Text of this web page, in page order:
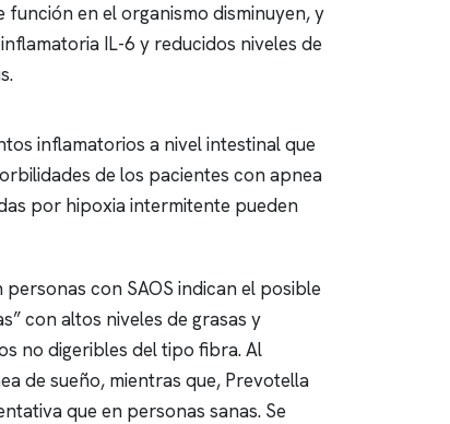
en el organismo disminuyen, y
IL-6 y reducidos niveles de
inflamatorios a nivel intestinal que
de los pacientes conapnea
por hipoxia intermitente pueden
con SAOS indican el posible
con altos niveles de grasas y
no digeribles del tipo fibra. Al
de sueño, mientras que, Prevotella
que en personas sanas. Se